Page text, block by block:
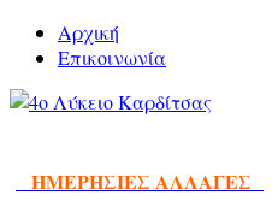
Αρχική
Επικοινωνία
ΗΜΕΡΗΣΙΕΣ ΑΛΛΑΓΕΣ